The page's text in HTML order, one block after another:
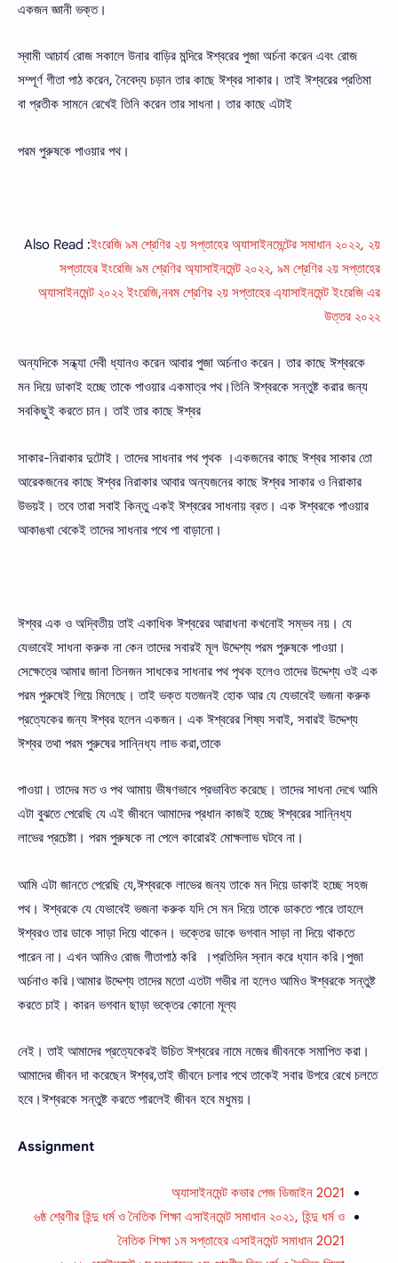
একজন জ্ঞানী ভক্ত।
স্বামী আচার্য রােজ সকালে উনার বাড়ির মন্দিরে ঈশ্বরের পুজা অর্চনা করেন এবং রােজ
সম্পূর্ণ গীতা পাঠ করেন, নৈবেদ্য চড়ান তার কাছে ঈশ্বর সাকার। তাই ঈশ্বরের প্রতিমা
বা প্রতীক সামনে রেখেই তিনি করেন তার সাধনা। তার কাছে এটাই
পরম পুরুষকে পাওয়ার পথ।
Also Read :ইংরেজি ৯ম শ্রেণির ২য় সপ্তাহের অ্যাসাইনমেন্টের সমাধান ২০২২, ২য়
সপ্তাহের ইংরেজি ৯ম শ্রেণির অ্যাসাইনমেন্ট ২০২২, ৯ম শ্রেণির ২য় সপ্তাহের
অ্যাসাইনমেন্ট ২০২২ ইংরেজি,নবম শ্রেণির ২য় সপ্তাহের এ্যাসাইনমেন্ট ইংরেজি এর
উত্তর ২০২২
অন্যদিকে সন্ধ্যা দেবী ধ্যানও করেন আবার পুজা অর্চনাও করেন। তার কাছে ঈশ্বরকে
মন দিয়ে ডাকাই হচ্ছে তাকে পাওয়ার একমাত্র পথ।তিনি ঈশ্বরকে সন্তুষ্ট করার জন্য
সবকিছুই করতে চান। তাই তার কাছে ঈশ্বর
সাকার-নিরাকার দুটোই। তাদের সাধনার পথ পৃথক ।একজনের কাছে ঈশ্বর সাকার তাে
আরেকজনের কাছে ঈশ্বর নিরাকার আবার অন্যজনের কাছে ঈশ্বর সাকার ও নিরাকার
উভয়ই। তবে তারা সবাই কিন্তু একই ঈশ্বরের সাধনায় ব্রত। এক ঈশ্বরকে পাওয়ার
আকাঙখা থেকেই তাদের সাধনার পথে পা বাড়ানাে।
ঈশ্বর এক ও অদ্বিতীয় তাই একাধিক ঈশ্বরের আরাধনা কখনােই সম্ভব নয়। যে
যেভাবেই সাধনা করুক না কেন তাদের সবারই মূল উদ্দেশ্য পরম পুরুষকে পাওয়া।
সেক্ষেত্রে আমার জানা তিনজন সাধকের সাধনার পথ পৃথক হলেও তাদের উদ্দেশ্য ওই এক
পরম পুরুষেই গিয়ে মিলেছে। তাই ভক্ত যতজনই হােক আর যে যেভাবেই ভজনা করুক
প্রত্যেকের জন্য ঈশ্বর হলেন একজন। এক ঈশ্বরের শিষ্য সবাই, সবারই উদ্দেশ্য
ঈশ্বর তথা পরম পুরুষের সান্নিধ্য লাভ করা,তাকে
পাওয়া। তাদের মত ও পথ আমায় ভীষণভাবে প্রভাবিত করেছে। তাদের সাধনা দেখে আমি
এটা বুঝতে পেরেছি যে এই জীবনে আমাদের প্রধান কাজই হচ্ছে ঈশ্বরের সান্নিধ্য
লাভের প্রচেষ্টা। পরম পুরুষকে না পেলে কারােরই মােক্ষলাভ ঘটবে না।
আমি এটা জানতে পেরেছি যে,ঈশ্বরকে লাভের জন্য তাকে মন দিয়ে ডাকাই হচ্ছে সহজ
পথ। ঈশ্বরকে যে যেভাবেই ভজনা করুক যদি সে মন দিয়ে তাকে ডাকতে পারে তাহলে
ঈশ্বরও তার ডাকে সাড়া দিয়ে থাকেন। ভক্তের ডাকে ভগবান সাড়া না দিয়ে থাকতে
পারেন না। এখন আমিও রােজ গীতাপাঠ করি ।প্রতিদিন স্নান করে ধ্যান করি।পুজা
অর্চনাও করি।আমার উদ্দেশ্য তাদের মতাে এতটা গভীর না হলেও আমিও ঈশ্বরকে সন্তুষ্ট
করতে চাই। কারন ভগবান ছাড়া ভক্তের কোনাে মূল্য
নেই। তাই আমাদের প্রত্যেকেরই উচিত ঈশ্বরের নামে নজের জীবনকে সমাপিত করা।
আমাদের জীবন দা করেছেন ঈশ্বর,তাই জীবনে চলার পথে তাকেই সবার উপরে রেখে চলতে
হবে।ঈশ্বরকে সন্তুষ্ট করতে পারলেই জীবন হবে মধুময়।
Assignment
অ্যাসাইনমেন্ট কভার পেজ ডিজাইন 2021
৬ষ্ঠ শ্রেণীর হিন্দু ধর্ম ও নৈতিক শিক্ষা এসাইনমেন্ট সমাধান ২০২১, হিন্দু ধর্ম ও
নৈতিক শিক্ষা ১ম সপ্তাহের এসাইনমেন্ট সমাধান 2021